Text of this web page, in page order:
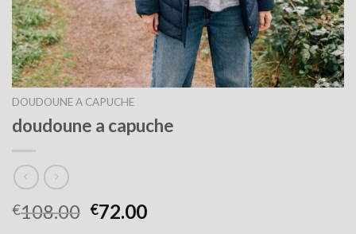
DOUDOUNE A CAPUCHE
doudoune a capuche
€108.00 €72.00